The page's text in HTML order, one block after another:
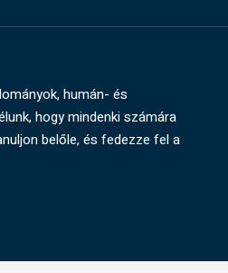
humán- és
hogy mindenki számára
belőle, és fedezze fel a